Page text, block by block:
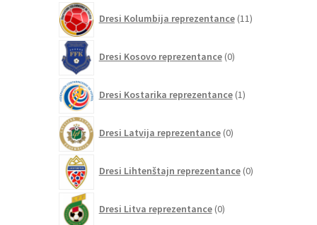
Dresi Kolumbija reprezentance 11izdelkov
Dresi Kosovo reprezentance 0izdelkov
Dresi Kostarika reprezentance 1izdelek
Dresi Latvija reprezentance 0izdelkov
Dresi Lihtenštajn reprezentance 0izdelkov
Dresi Litva reprezentance 0izdelkov